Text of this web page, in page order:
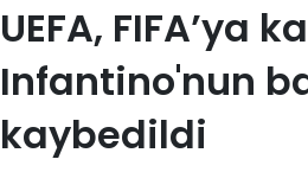
UEFA, FIFA’ya
Infantino'nun
kaybedildi